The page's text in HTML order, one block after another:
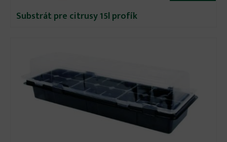
Substrát pre citrusy 15l profík